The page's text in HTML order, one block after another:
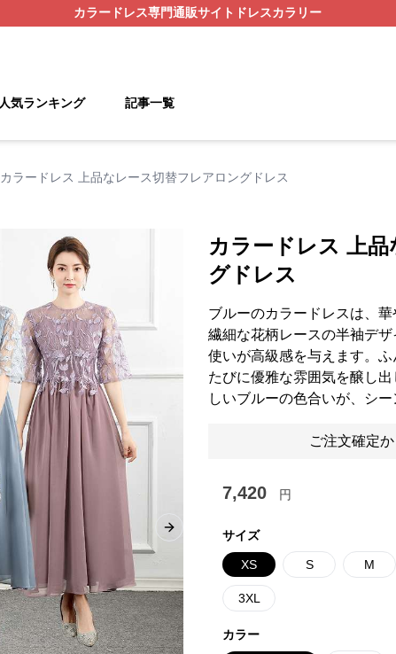
カラードレス専門通販サイト ドレスカラリー
人気ランキング 記事一覧
カラードレス 上品なレース切替フレアロングドレス
Next slide
カラードレス 上
グドレス
ブルーのカラードレスは、
繊細な花柄レースの半袖デ
使いが高級感を与えます。
たびに優雅な雰囲気を醸し
しいブルーの色合いが、シ
ご注文確定
7,420 円
サイズ
XS S M
3XL
カラー